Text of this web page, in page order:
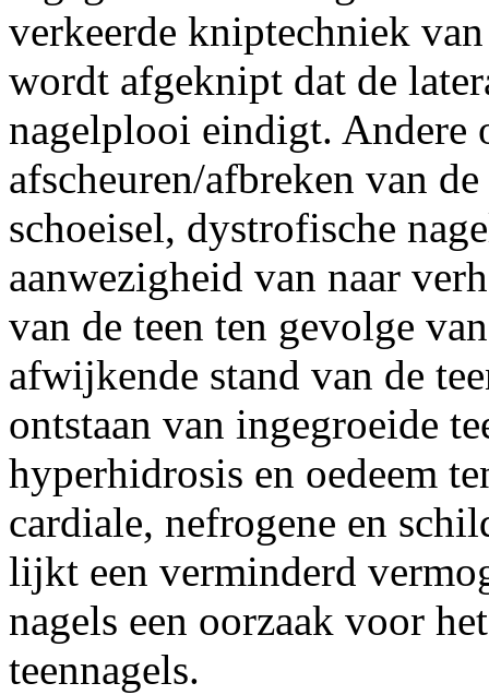
verkeerde kniptechniek
wordt afgeknipt dat de
nagelplooi eindigt. Andere
afscheuren/afbreken van
schoeisel, dystrofische
aanwezigheid van naar
van de teen ten gevolge
afwijkende stand van de
ontstaan van ingegroeide
hyperhidrosis en oedeem
cardiale, nefrogene en
lijkt een verminderd
nagels een oorzaak voor
teennagels.